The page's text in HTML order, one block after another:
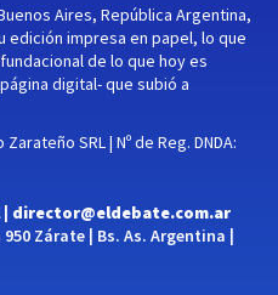
Aires, República Argentina,
edición impresa en papel, lo que
de lo que hoy es
digital- que subió a
SRL | Nº de Reg. DNDA:
director@eldebate.com.ar
Zárate | Bs. As. Argentina |